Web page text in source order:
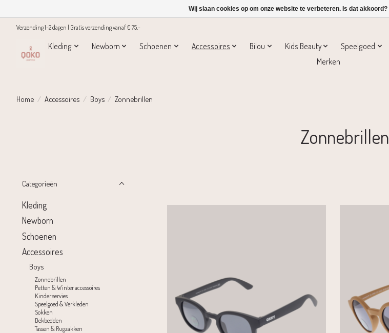
Verzending 1-2 dagen | Gratis verzending vanaf € 75,-
Kleding Newborn Schoenen Accessoires Bilou Kids Beauty Speelgoed
Merken
Home / Accessoires / Boys / Zonnebrillen
Zonnebrillen
Categorieën
Kleding
Newborn
Schoenen
Accessoires
Boys
Zonnebrillen
Petten & Winter accessoires
Kinder servies
Speelgoed & Verkleden
Sokken
Dekbedden
Tassen & Rugzakken
Wij slaan cookies op om onze website te verbeteren. Is dat akkoord?